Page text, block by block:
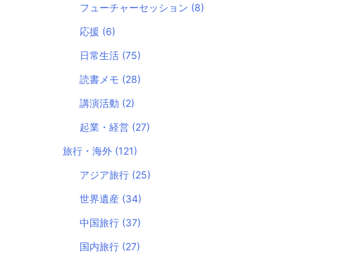
フューチャーセッション (8)
応援 (6)
日常生活 (75)
読書メモ (28)
講演活動 (2)
起業・経営 (27)
旅行・海外 (121)
アジア旅行 (25)
世界遺産 (34)
中国旅行 (37)
国内旅行 (27)